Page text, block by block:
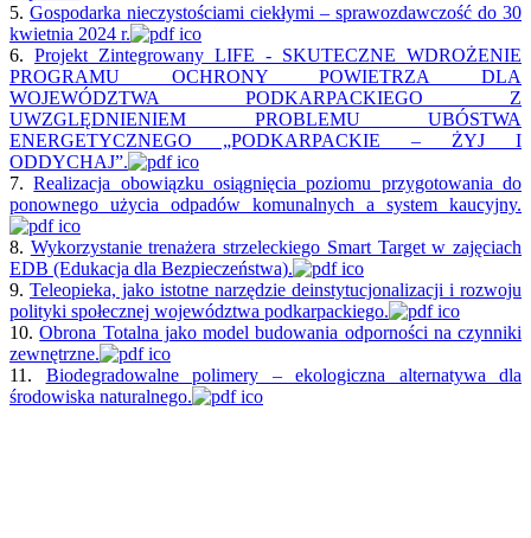
5. Gospodarka nieczystościami ciekłymi – sprawozdawczość do 30
kwietnia 2024 r.
6. Projekt Zintegrowany LIFE - SKUTECZNE WDROŻENIE
PROGRAMU OCHRONY POWIETRZA DLA
WOJEWÓDZTWA PODKARPACKIEGO Z
UWZGLĘDNIENIEM PROBLEMU UBÓSTWA
ENERGETYCZNEGO „PODKARPACKIE – ŻYJ I
ODDYCHAJ”.
7.Realizacja obowiązku osiągnięcia poziomu przygotowania do
ponownego użycia odpadów komunalnych a system kaucyjny.
8. Wykorzystanie trenażera strzeleckiego Smart Target w zajęciach
EDB (Edukacja dla Bezpieczeństwa).
9. Teleopieka, jako istotne narzędzie deinstytucjonalizacji i rozwoju
polityki społecznej województwa podkarpackiego.
10.Obrona Totalna jako model budowania odporności na czynniki
zewnętrzne.
11. Biodegradowalne polimery – ekologiczna alternatywa dla
środowiska naturalnego.